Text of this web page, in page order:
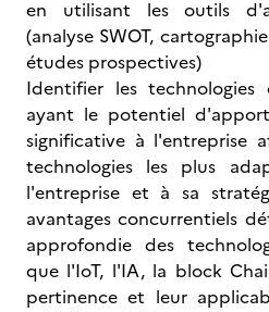
en utilisant les outils
(analyse SWOT,
études prospectives)
Identifier les
ayant le potentiel
significative à l'entreprise
technologies les plus
l'entreprise et à sa
avantages concurrentiels
approfondie des
que l'IoT, l'IA, la block
pertinence et leur